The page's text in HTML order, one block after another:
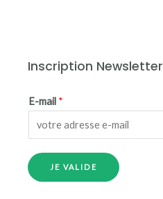
Inscription Newsletter
E-mail *
JE VALIDE